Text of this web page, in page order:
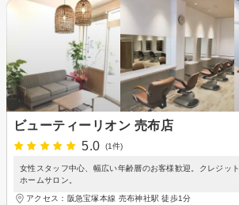
ビューティーリオン 売布店
5.0
(1件)
女性スタッフ中心、幅広い年齢層のお客様歓迎。クレジッ
ホームサロン。
アクセス：阪急宝塚本線 売布神社駅 徒歩1分